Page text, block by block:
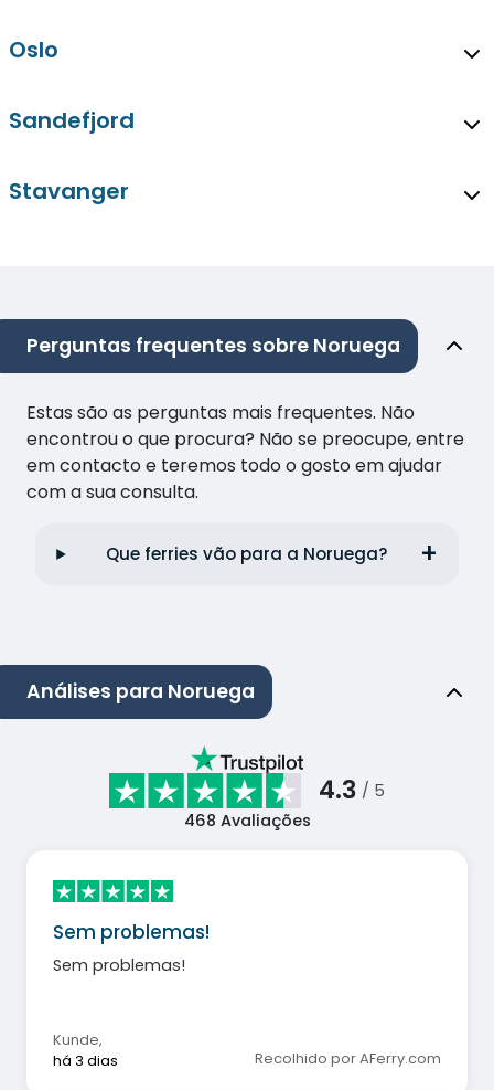
Oslo
Sandefjord
Stavanger
Perguntas frequentes sobre Noruega
Estas são as perguntas mais frequentes. Não
encontrou o que procura? Não se preocupe, entre
em contacto e teremos todo o gosto em ajudar
com a sua consulta.
Que ferries vão para a Noruega?
Análises para Noruega
4.3 / 5
468 Avaliações
Sem problemas!
Sem problemas!
Kunde,
há 3 dias
Recolhido por AFerry.com